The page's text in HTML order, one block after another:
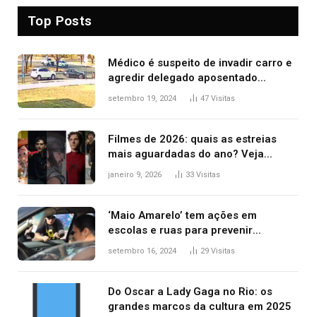
Top Posts
Médico é suspeito de invadir carro e
agredir delegado aposentado
durante confusão no trânsito
setembro 19, 2024 47 Visitas
Filmes de 2026: quais as estreias
mais aguardadas do ano? Veja
principais lançamentos do cinema
janeiro 9, 2026 33 Visitas
‘Maio Amarelo’ tem ações em
escolas e ruas para prevenir
acidentes no trânsito no AP
setembro 16, 2024 29 Visitas
Do Oscar a Lady Gaga no Rio: os
grandes marcos da cultura em 2025